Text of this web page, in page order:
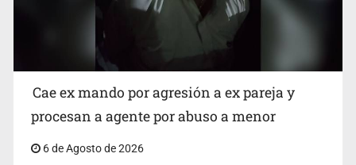
Cae ex mando por agresión a ex pareja y
procesan a agente por abuso a menor
6 de Agosto de 2026